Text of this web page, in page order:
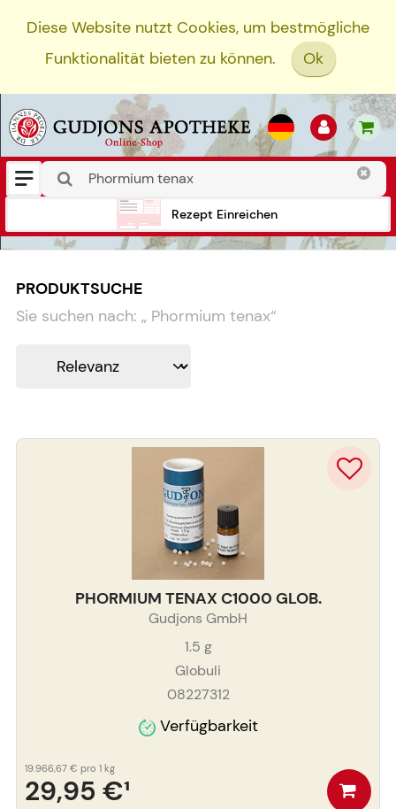
Diese Website nutzt Cookies, um bestmögliche
Funktionalität bieten zu können.
Ok
Rezept Einreichen
PRODUKTSUCHE
Sie suchen nach: „ Phormium tenax“
PHORMIUM TENAX C1000 GLOB.
Gudjons GmbH
1.5 g
Globuli
08227312
Verfügbarkeit
29,95 €¹
19.966,67 € pro 1 kg